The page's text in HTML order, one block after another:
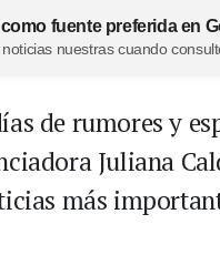
fuente preferida en
nuestras cuando
de rumores y
Juliana
más